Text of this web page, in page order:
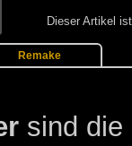
Die­ser Ar­ti­kel
Remake
sind die